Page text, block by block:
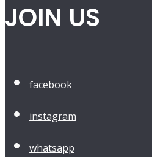
JOIN US
facebook
instagram
whatsapp